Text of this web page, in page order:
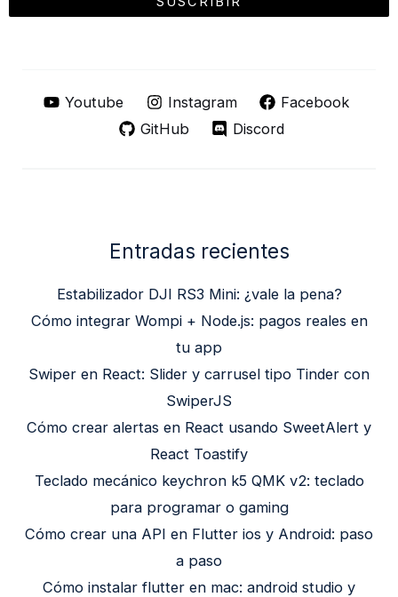
Youtube Instagram
Facebook
GitHub
Discord
Entradas recientes
Estabilizador DJI RS3 Mini: ¿vale la pena?
Cómo integrar Wompi + Node.js: pagos reales en
tu app
Swiper en React: Slider y carrusel tipo Tinder con
SwiperJS
Cómo crear alertas en React usando SweetAlert y
React Toastify
Teclado mecánico keychron k5 QMK v2: teclado
para programar o gaming
Cómo crear una API en Flutter ios y Android: paso
a paso
Cómo instalar flutter en mac: android studio y